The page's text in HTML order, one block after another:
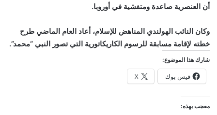
أن العنصرية صاعدة ومتفشية في أوروبا.
وكان النائب الهولندي المناهض للإسلام، أعاد العام الماضي طرح
خطته لإقامة مسابقة للرسوم الكاريكاتورية التي تصور النبي “محمد”.
شارك هذا الموضوع:
فيس بوك X
معجب بهذه: